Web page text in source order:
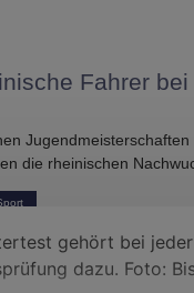
Fahrer bei
die rheinischen
Platzierungen